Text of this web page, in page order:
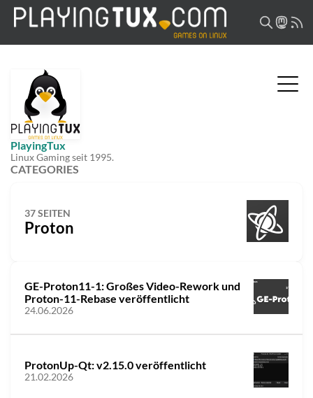
PlayingTux
Linux Gaming seit 1995.
CATEGORIES
37 SEITEN
Proton
GE-Proton11-1: Großes Video-Rework und
Proton-11-Rebase veröffentlicht
24.06.2026
ProtonUp-Qt: v2.15.0 veröffentlicht
21.02.2026